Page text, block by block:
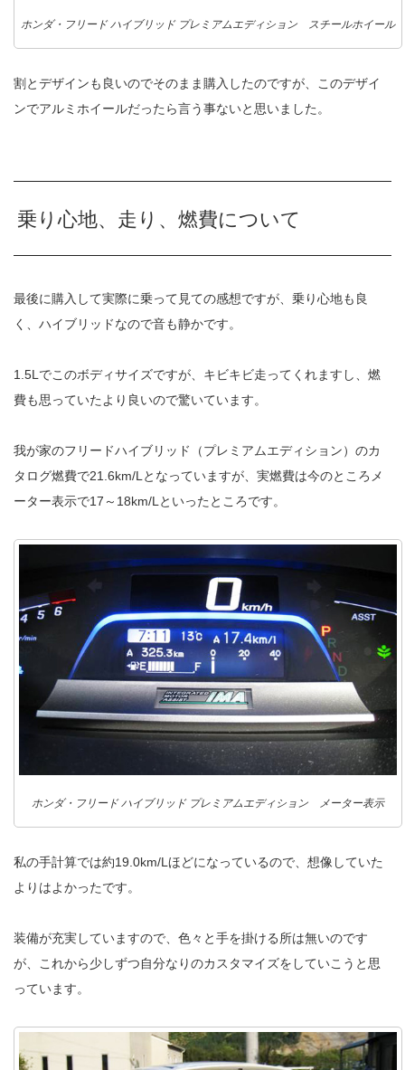
ホンダ・フリード ハイブリッド プレミアムエディション スチールホイール
割とデザインも良いのでそのまま購入したのですが、このデザイ
ンでアルミホイールだったら言う事ないと思いました。
乗り心地、走り、燃費について
最後に購入して実際に乗って見ての感想ですが、乗り心地も良
く、ハイブリッドなので音も静かです。
1.5Lでこのボディサイズですが、キビキビ走ってくれますし、燃
費も思っていたより良いので驚いています。
我が家のフリードハイブリッド（プレミアムエディション）のカ
タログ燃費で21.6km/Lとなっていますが、実燃費は今のところメ
ーター表示で17～18km/Lといったところです。
ホンダ・フリード ハイブリッド プレミアムエディション メーター表示
私の手計算では約19.0km/Lほどになっているので、想像していた
よりはよかったです。
装備が充実していますので、色々と手を掛ける所は無いのです
が、これから少しずつ自分なりのカスタマイズをしていこうと思
っています。